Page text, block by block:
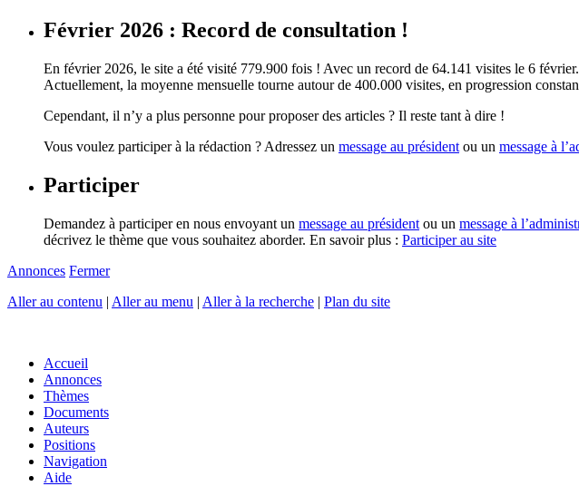
Février 2026 : Record de consultation !
En février 2026, le site a été visité 779.900 fois ! Avec un record de 64.141 visites le 6 février.
Actuellement, la moyenne mensuelle tourne autour de 400.000 visites, en progression
Cependant, il n’y a plus personne pour proposer des articles ? Il reste tant à dire !
Vous voulez participer à la rédaction ? Adressez un message au président ou un message à
Participer
Demandez à participer en nous envoyant un message au président ou un message à
décrivez le thème que vous souhaitez aborder. En savoir plus : Participer au site
Annonces Fermer
Aller au contenu | Aller au menu | Aller à la recherche | Plan du site
Accueil
Annonces
Thèmes
Documents
Auteurs
Positions
Navigation
Aide